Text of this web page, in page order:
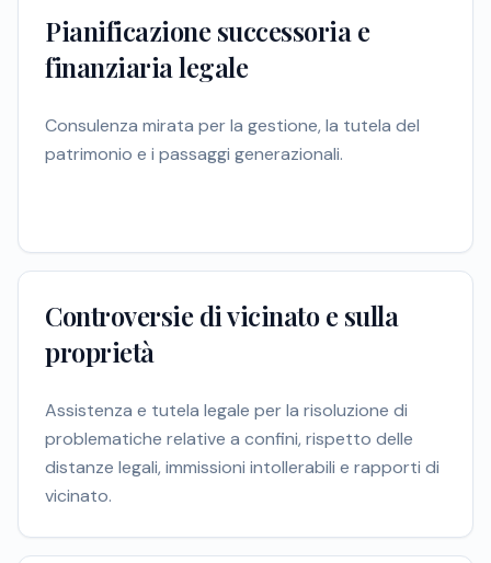
Pianificazione successoria e
finanziaria legale
Consulenza mirata per la gestione, la tutela del
patrimonio e i passaggi generazionali.
Controversie di vicinato e sulla
proprietà
Assistenza e tutela legale per la risoluzione di
problematiche relative a confini, rispetto delle
distanze legali, immissioni intollerabili e rapporti di
vicinato.